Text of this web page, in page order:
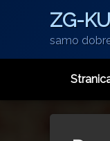
Preskoči
ZG-
samo